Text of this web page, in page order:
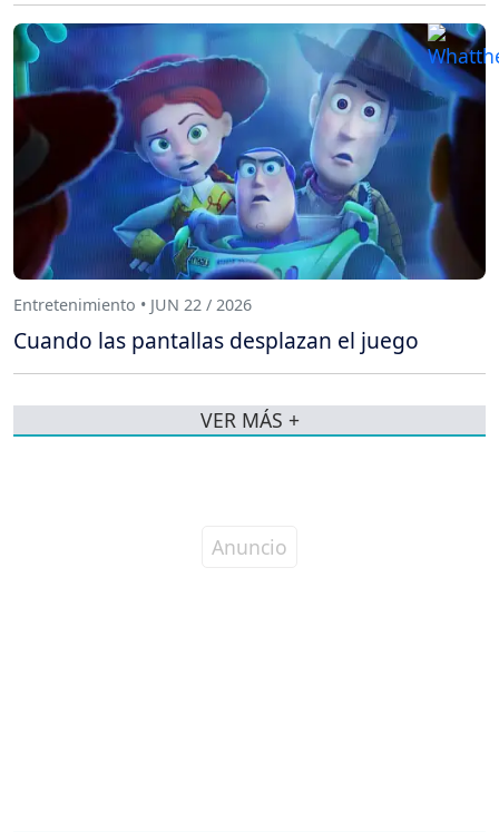
Entretenimiento • JUN 22 / 2026
Cuando las pantallas desplazan el juego
VER MÁS +